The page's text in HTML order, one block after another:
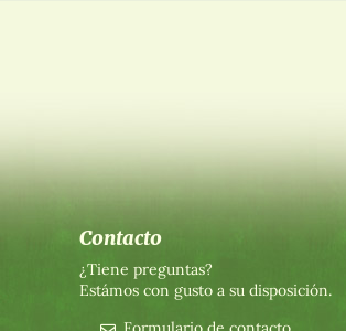
Contacto
¿Tiene preguntas?
Estámos con gusto a su disposición.